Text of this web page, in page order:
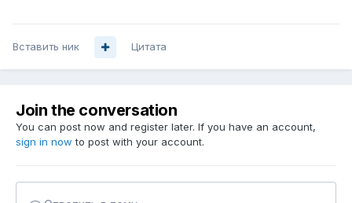
Вставить ник Цитата
Join the conversation
You can post now and register later. If you have an account,
sign in now to post with your account.